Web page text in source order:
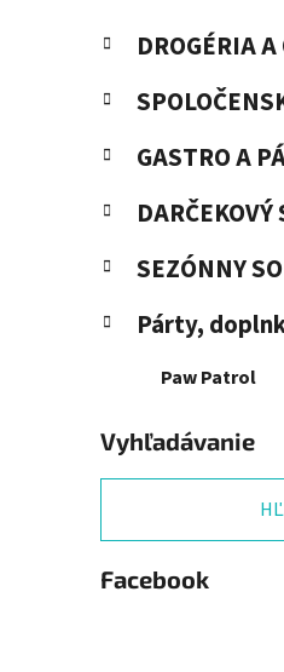
DROGÉRIA A
GASTRO A
SEZÓNNY
Párty,
Paw Patrol
Vyhľadávanie
Facebook